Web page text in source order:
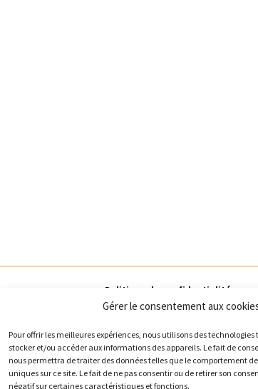
Gérer le consentement aux
Pour offrir les meilleures expériences, nous utilisons des technologies
stocker et/ou accéder aux informations des appareils. Le fait de
nous permettra de traiter des données telles que le comportement
uniques sur ce site. Le fait de ne pas consentir ou de retirer son
négatif sur certaines caractéristiques et fonctions.
Politique de confidentialité
Conditions Générales de Vente
Politique de cookies (UE)
Nous Contacter